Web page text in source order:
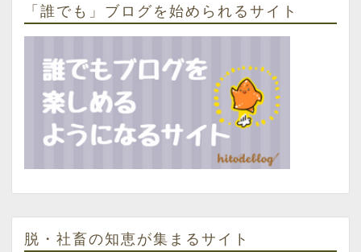
「誰でも」ブログを始められるサイト
脱・社畜の知恵が集まるサイト